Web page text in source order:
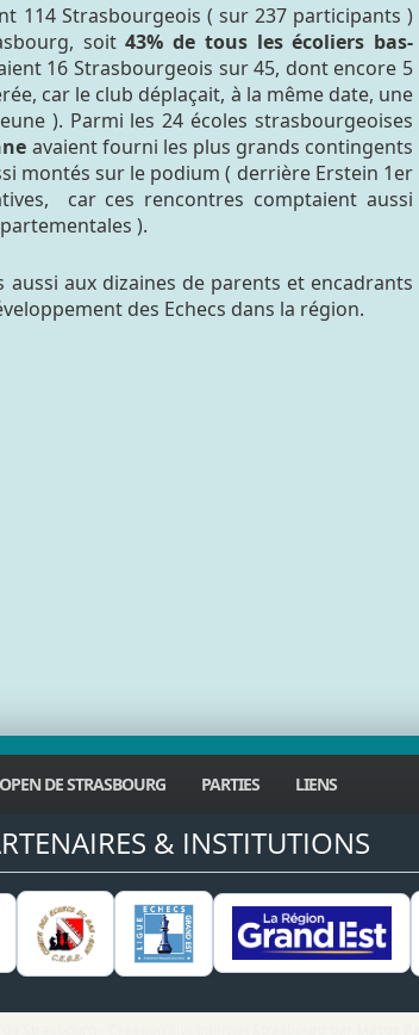
114 Strasbourgeois ( sur 237 participants )
soit43% de tous les écoliers bas-
16 Strasbourgeois sur 45, dont encore 5
car le club déplaçait, à la même date, une
). Parmi les 24 écoles strasbourgeoises
avaient fourni les plus grands contingents
montés sur le podium ( derrière Erstein 1er
car ces rencontres comptaient aussi
).
aux dizaines de parents et encadrants
des Echecs dans la région.
OPEN DE STRASBOURG PARTIES LIENS
& INSTITUTIONS